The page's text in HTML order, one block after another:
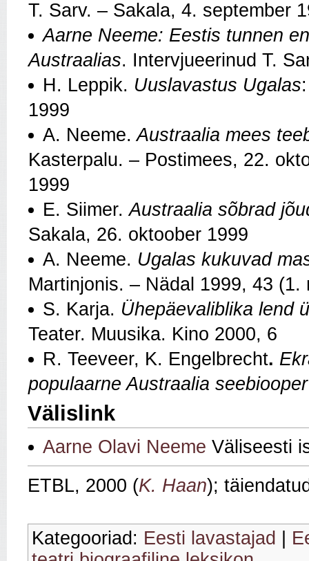
T. Sarv. – Sakala, 4. september
Aarne Neeme: Eestis tunnen
Austraalias. Intervjueerinud T.
H. Leppik. Uuslavastus Ugalas
1999
A. Neeme. Austraalia mees
Kasterpalu. – Postimees, 22.
1999
E. Siimer.Austraalia sõbrad
Sakala, 26. oktoober 1999
A. Neeme. Ugalas kukuvad
Martinjonis. – Nädal 1999, 43 (1.
S. Karja. Ühepäevaliblika lend
Teater. Muusika. Kino 2000, 6
R. Teeveer, K. Engelbrecht.
populaarne Austraalia seebiooper
Välislink
Aarne Olavi Neeme Väliseesti
ETBL, 2000 (K. Haan);
Kategooriad: Eesti lavastajad